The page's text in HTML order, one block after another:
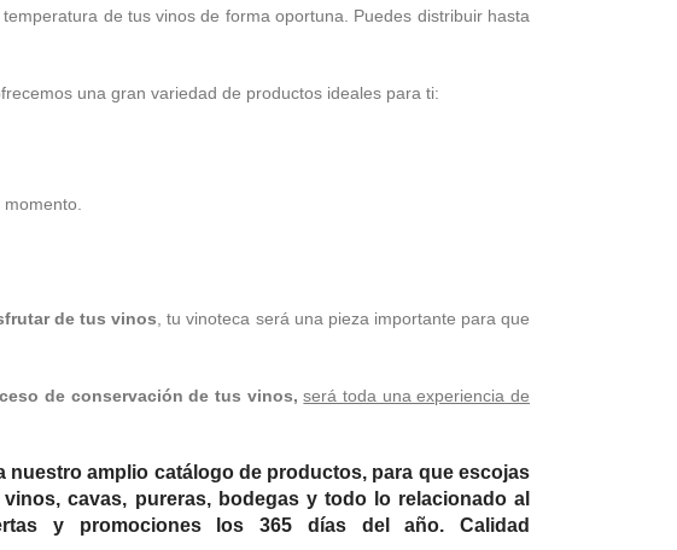
de tus vinos de forma oportuna. Puedes distribuir hasta
una gran variedad de productos ideales para ti:
de tus vinos , tu vinoteca será una pieza importante para que
de conservación de tus vinos, será toda una experiencia de
nuestro amplio catálogo de productos, para que escojas
cavas, pureras, bodegas y todo lo relacionado al
y promociones los 365 días del año. Calidad